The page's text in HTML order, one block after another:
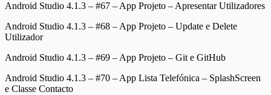
Android Studio 4.1.3 – #67 – App Projeto – Apresentar Utilizadores
Android Studio 4.1.3 – #68 – App Projeto – Update e Delete
Utilizador
Android Studio 4.1.3 – #69 – App Projeto – Git e GitHub
Android Studio 4.1.3 – #70 – App Lista Telefónica – SplashScreen
e Classe Contacto